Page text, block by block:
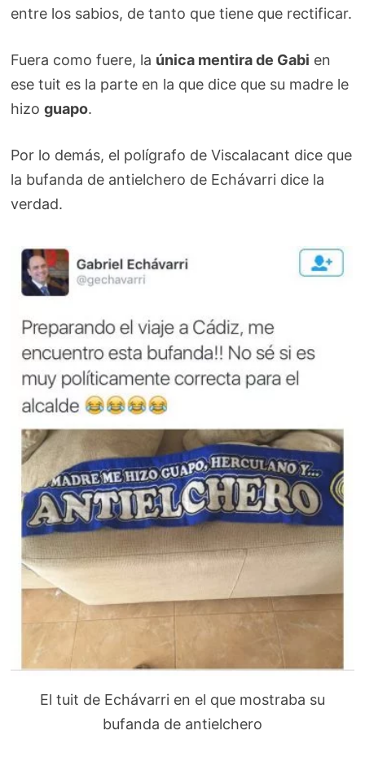
entre los sabios, de tanto que tiene que rectificar.
Fuera como fuere, la única mentira de Gabi en
ese tuit es la parte en la que dice que su madre le
hizoguapo.
Por lo demás, el polígrafo de Viscalacant dice que
la bufanda de antielchero de Echávarri dice la
verdad.
El tuit de Echávarri en el que mostraba su
bufanda de antielchero